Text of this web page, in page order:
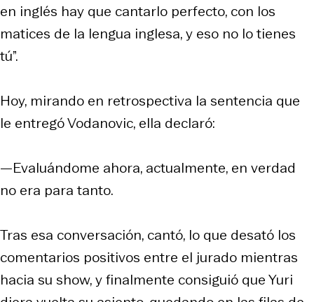
en inglés hay que cantarlo perfecto, con los
matices de la lengua inglesa, y eso no lo tienes
tú”.
Hoy, mirando en retrospectiva la sentencia que
le entregó Vodanovic, ella declaró:
—Evaluándome ahora, actualmente, en verdad
no era para tanto.
Tras esa conversación, cantó, lo que desató los
comentarios positivos entre el jurado mientras
hacia su show, y finalmente consiguió que Yuri